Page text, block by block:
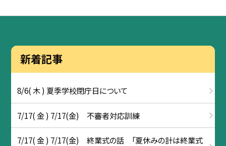
新着記事
8/6( 木 ) 夏季学校閉庁日について
7/17( 金 ) 7/17(金) 不審者対応訓練
7/17( 金 ) 7/17(金) 終業式の話 「夏休みの計は終業式